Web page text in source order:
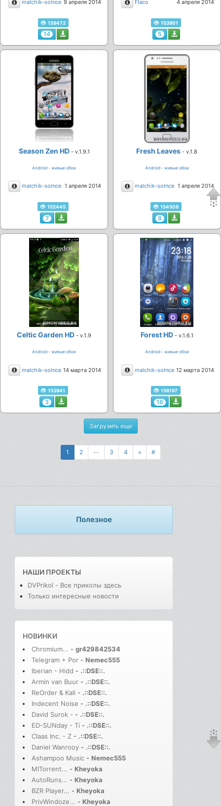
Описание
malchik-solnce 9 апреля 2014
159472
14
Описание
Flaco 4 апреля 2014
153901
5
Season Zen HD- v.1.9.1
Android - живые обои
Описание
malchik-solnce 1 апреля 2014
152445
7
Fresh Leaves - v.1.8
Android - живые обои
Описание
malchik-solnce 1 апреля 2014
154508
8
Celtic Garden HD - v.1.9
Android - живые обои
Описание
malchik-solnce 14 марта 2014
153941
3
Forest HD- v.1.6.1
Android - живые обои
Описание
malchik-solnce 12 марта 2014
156197
16
Загрузить еще
1 2 -- 3 4 » #
Полезное
НАШИ ПРОЕКТЫ
DVPrikol - Все приколы здесь
Только интересные новости
НОВИНКИ
Chromium... - gr429842534
Telegram + Por - Nemec555
Iberian - Hidd - .::DSE::.
Armin van Buur - .::DSE::.
ReOrder & Kali - .::DSE::.
Indecent Noise - .::DSE::.
David Surok - - .::DSE::.
ED-SUNday - Ti - .::DSE::.
Claas Inc. - Z - .::DSE::.
Daniel Wanrooy - .::DSE::.
Ashampoo Music - Nemec555
MITorrent... - Kheyoka
AutoRuns... - Kheyoka
BZR Player... - Kheyoka
PrivWindoze... - Kheyoka